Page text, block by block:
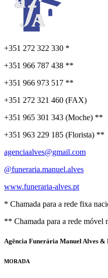
+351 272 322 330 *
+351 966 787 438 **
+351 966 973 517 **
+351 272 321 460 (FAX)
+351 965 301 343 (Moche) **
+351 963 229 185 (Florista) **
agenciaalves@gmail.com
@funeraria.manuel.alves
www.funeraria-alves.pt
* Chamada para a rede fixa
** Chamada para a rede móvel
Agência Funerária Manuel Alves &
MORADA